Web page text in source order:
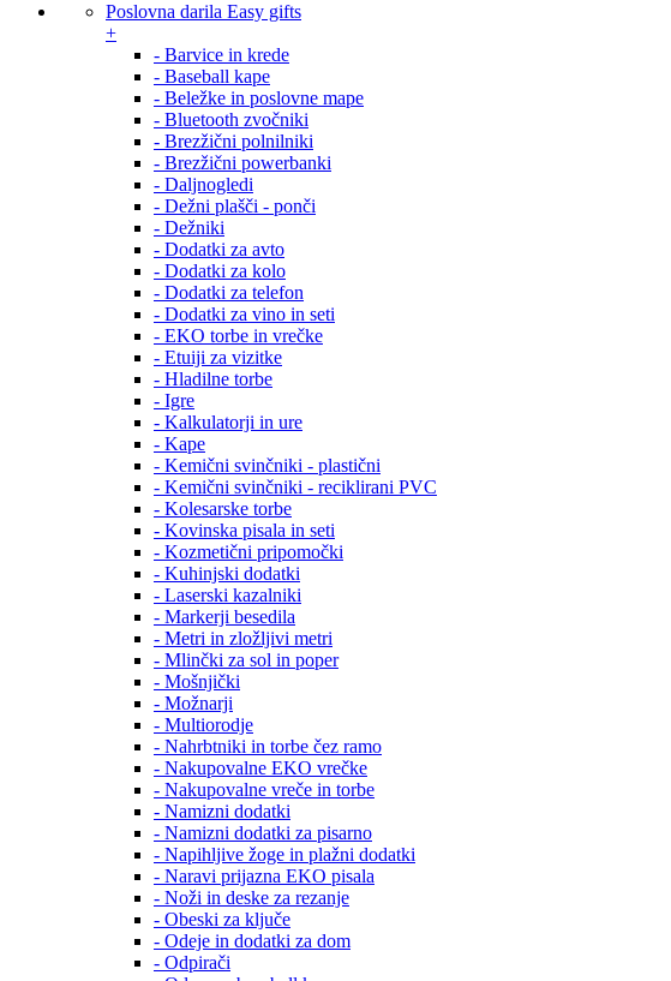
Poslovna darila Easy gifts
+
- Barvice in krede
- Baseball kape
- Beležke in poslovne mape
- Bluetooth zvočniki
- Brezžični polnilniki
- Brezžični powerbanki
- Daljnogledi
- Dežni plašči - ponči
- Dežniki
- Dodatki za avto
- Dodatki za kolo
- Dodatki za telefon
- Dodatki za vino in seti
- EKO torbe in vrečke
- Etuiji za vizitke
- Hladilne torbe
- Igre
- Kalkulatorji in ure
- Kape
- Kemični svinčniki - plastični
- Kemični svinčniki - reciklirani PVC
- Kolesarske torbe
- Kovinska pisala in seti
- Kozmetični pripomočki
- Kuhinjski dodatki
- Laserski kazalniki
- Markerji besedila
- Metri in zložljivi metri
- Mlinčki za sol in poper
- Mošnjički
- Možnarji
- Multiorodje
- Nahrbtniki in torbe čez ramo
- Nakupovalne EKO vrečke
- Nakupovalne vreče in torbe
- Namizni dodatki
- Namizni dodatki za pisarno
- Napihljive žoge in plažni dodatki
- Naravi prijazna EKO pisala
- Noži in deske za rezanje
- Obeski za ključe
- Odeje in dodatki za dom
- Odpirači